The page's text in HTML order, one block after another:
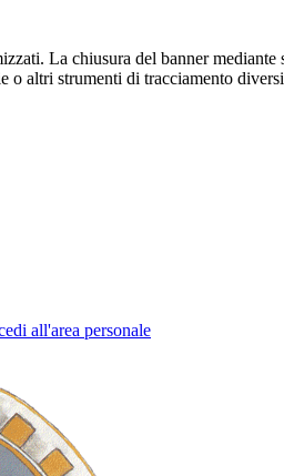
La chiusura del banner
o altri strumenti di tracciamento
all'area personale